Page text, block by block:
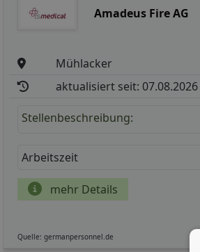
Amadeus Fire AG
Mühlacker
aktualisiert seit: 07.08.2026
Stellenbeschreibung:
Arbeitszeit
mehr Details
Quelle: germanpersonnel.de